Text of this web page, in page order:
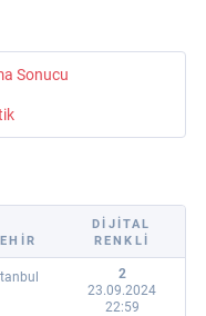
Sonucu
DIJITAL
RENKLI
2
23.09.2024
22:59